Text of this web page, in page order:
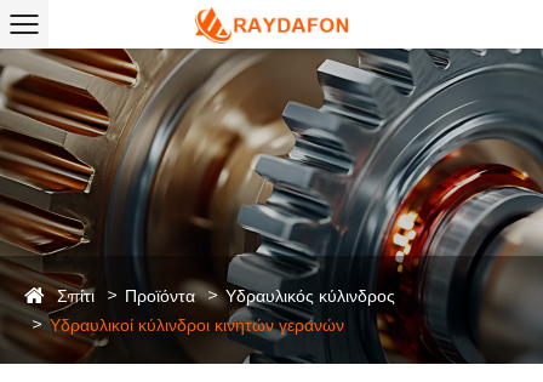
Σπίτι Προϊόντα
Υδραυλικός κύλινδρος
Υδραυλικοί κύλινδροι κινητών γερανών